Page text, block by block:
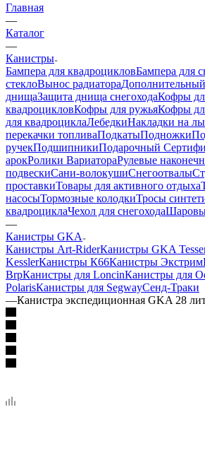
Главная
—
Каталог
—
Канистры
Бампера для квадроцикловБампера для
стеклоВынос радиатора
днищаЗащита днища снегоходаКофры
квадроцикловКофры для ружьяКофры
для квадроциклаЛебедкиНакладки на
перекачки топливаПодкатыПодножки
ручекПодшипникиПодарочный
арокРолики ВариатораРулевые
подвескиСани-волокушиСнегоотвалы
проставкиТовары для активного отдыха
насосыТормозные колодкиТросы
квадроциклаЧехол для снегохода
—
Канистры GKA
Канистры Art-RiderКанистры GKA
KesslerКанистры К66Канистры Экстрим
BrpКанистры для LoncinКанистры для
PolarisКанистры для SegwayСенд-Траки
—Канистра экспедиционная GKA 28